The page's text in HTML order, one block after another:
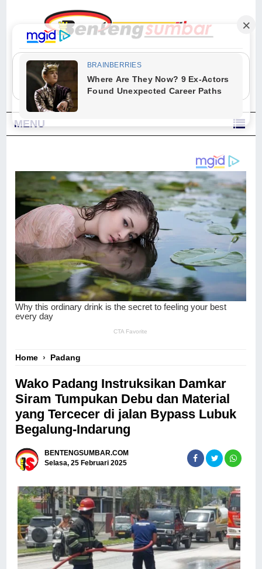
"Sesungguhnya Allah dan para malaikat-Nya berselawat untuk Nabi.
Wahai orang-orang yang beriman, berselawatlah kamu untuk Nabi dan
ucapkanlah salam dengan penuh penghormatan kepadanya." (Qs. Al
Ahzab Ayat 56)
MENU
Home › Padang
Wako Padang Instruksikan Damkar
Siram Tumpukan Debu dan Material
yang Tercecer di jalan Bypass Lubuk
Begalung-Indarung
BENTENGSUMBAR.COM
Selasa, 25 Februari 2025